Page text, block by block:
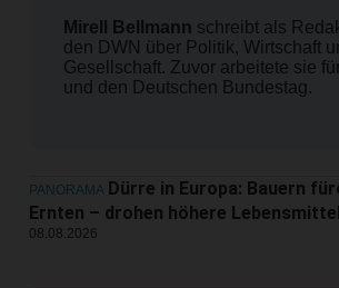
Mirell Bellmann schreibt als
den DWN über Politik, Wirtschaft
Gesellschaft. Zuvor arbeitete sie
und den Deutschen Bundestag.
PANORAMA Dürre in Europa: Bauern
Ernten – drohen höhere
08.08.2026